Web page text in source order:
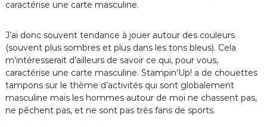
caractérise une carte masculine.
J’ai donc souvent tendance à jouer autour des couleurs
(souvent plus sombres et plus dans les tons bleus). Cela
m’intéresserait d’ailleurs de savoir ce qui, pour vous,
caractérise une carte masculine. Stampin’Up! a de chouettes
tampons sur le thème d’activités qui sont globalement
masculine mais les hommes autour de moi ne chassent pas,
ne pêchent pas, et ne sont pas très fans de sports.